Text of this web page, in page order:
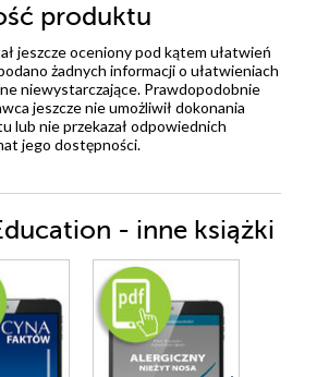
produktu
jeszcze oceniony pod kątem ułatwień
żadnych informacji o ułatwieniach
niewystarczające. Prawdopodobnie
jeszcze nie umożliwił dokonania
lub nie przekazał odpowiednich
jego dostępności.
- inne książki